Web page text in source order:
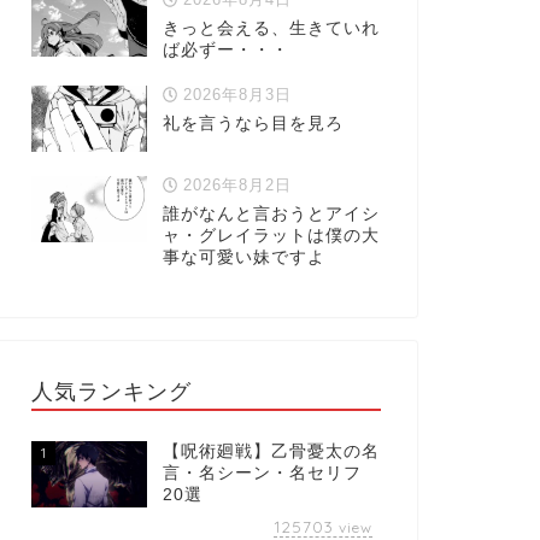
きっと会える、生きていれ
ば必ずー・・・
2026年8月3日
礼を言うなら目を見ろ
2026年8月2日
誰がなんと言おうとアイシ
ャ・グレイラットは僕の大
事な可愛い妹ですよ
人気ランキング
1
【呪術廻戦】乙骨憂太の名
言・名シーン・名セリフ
20選
125703 view